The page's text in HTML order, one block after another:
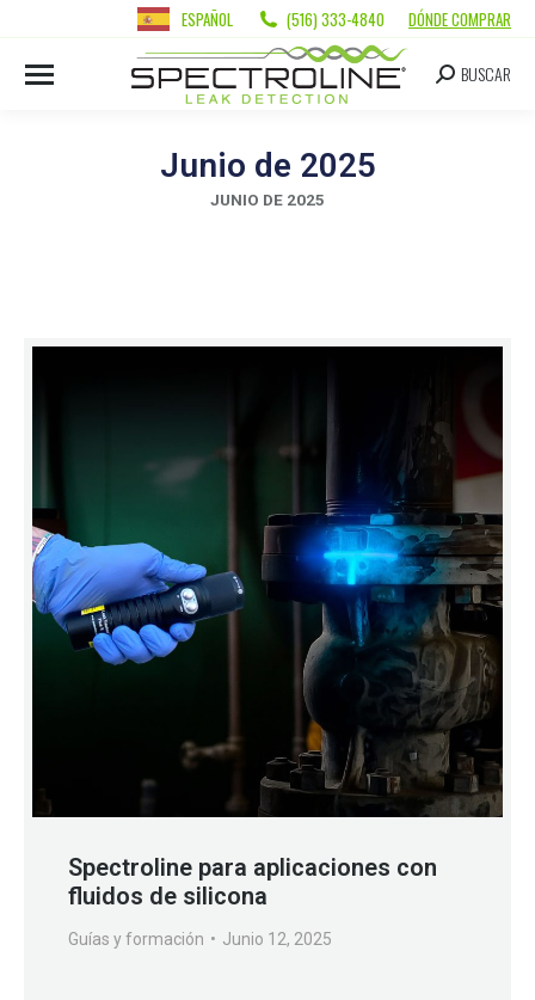
ESPAÑOL (516) 333-4840 DÓNDE COMPRAR
BUSCAR
Junio de 2025
JUNIO DE 2025
Spectroline para aplicaciones con
fluidos de silicona
Guías y formación Junio 12, 2025